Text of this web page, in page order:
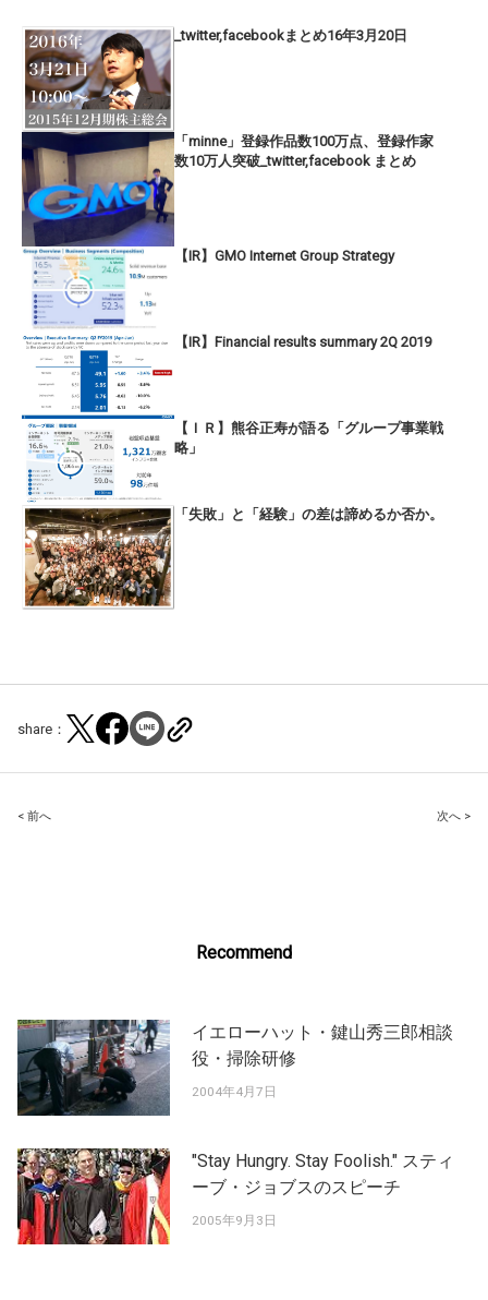
_twitter,facebookまとめ16年3月20日
「minne」登録作品数100万点、登録作家
数10万人突破_twitter,facebook まとめ
【IR】GMO Internet Group Strategy
【IR】Financial results summary 2Q 2019
【ＩＲ】熊谷正寿が語る「グループ事業戦
略」
「失敗」と「経験」の差は諦めるか否か。
share：
Post
< 前へ 次へ >
Recommend
イエローハット・鍵山秀三郎相談
役・掃除研修
2004年4月7日
"Stay Hungry. Stay Foolish." スティ
ーブ・ジョブスのスピーチ
2005年9月3日